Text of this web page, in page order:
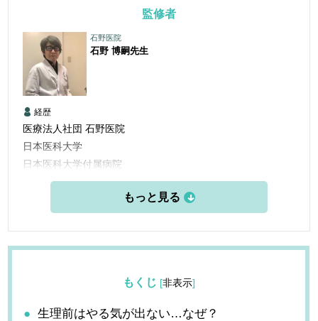
監修者
石野医院
石野 博嗣先生
経歴
医療法人社団 石野医院
日本医科大学
日本医科大学付属病院
日本医科大付属第二病院
石野医院
もくじ [非表示]
生理前はやる気が出ない…なぜ？